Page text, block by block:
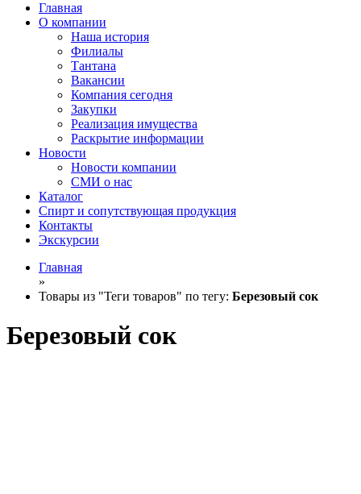
Главная
О компании
Наша история
Филиалы
Тантана
Вакансии
Компания сегодня
Закупки
Реализация имущества
Раскрытие информации
Новости
Новости компании
СМИ о нас
Каталог
Спирт и сопутствующая продукция
Контакты
Экскурсии
Главная
»
Товары из "Теги товаров" по тегу: Березовый сок
Березовый сок